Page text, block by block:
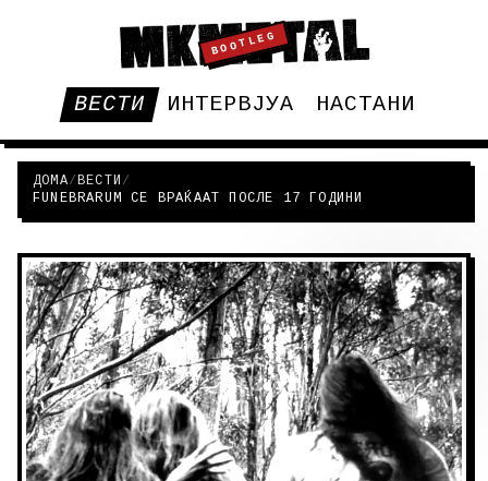
BOOTLEG
ВЕСТИ ИНТЕРВЈУА НАСТАНИ
ДОМА/ВЕСТИ /
FUNEBRARUM СЕ ВРАЌААТ ПОСЛЕ 17 ГОДИНИ